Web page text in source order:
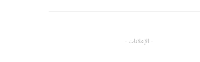
- الإعلانات -